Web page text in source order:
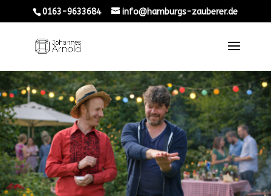
0163-9633684 info@hamburgs-zauberer.de